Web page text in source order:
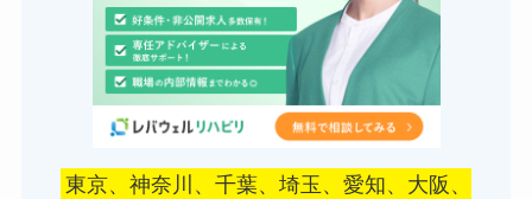
東京、神奈川、千葉、埼玉、愛知、大阪、